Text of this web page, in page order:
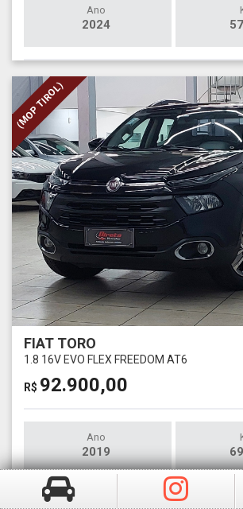
Ano
2024
(MOP TIROL)
FIAT TORO
1.8 16V EVO FLEX FREEDOM AT6
R$ 92.900,00
Ano
2019